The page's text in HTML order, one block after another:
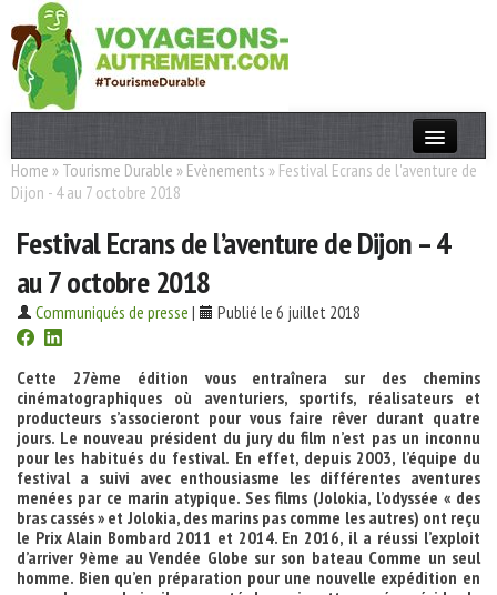
Actualités
Destinations
Acteurs
Thèmes
OK
Home » Tourisme Durable » Evènements » Festival Ecrans de l'aventure de
Dijon - 4 au 7 octobre 2018
Festival Ecrans de l’aventure de Dijon – 4
au 7 octobre 2018
Communiqués de presse | Publié le 6 juillet 2018
Cette 27ème édition vous entraînera sur des chemins
cinématographiques où aventuriers, sportifs, réalisateurs et
producteurs s’associeront pour vous faire rêver durant quatre
jours. Le nouveau président du jury du film n’est pas un inconnu
pour les habitués du festival. En effet, depuis 2003, l’équipe du
festival a suivi avec enthousiasme les différentes aventures
menées par ce marin atypique. Ses films (Jolokia, l’odyssée « des
bras cassés » et Jolokia, des marins pas comme les autres) ont reçu
le Prix Alain Bombard 2011 et 2014. En 2016, il a réussi l’exploit
d’arriver 9ème au Vendée Globe sur son bateau Comme un seul
homme. Bien qu’en préparation pour une nouvelle expédition en